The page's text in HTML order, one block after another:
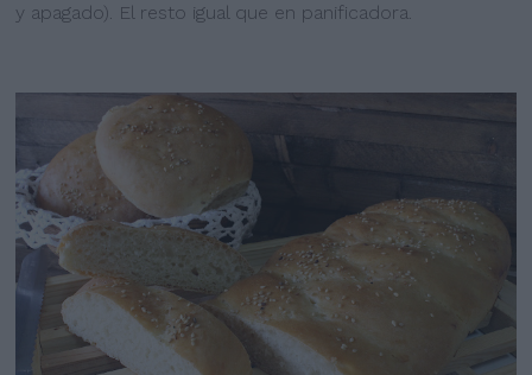
y apagado). El resto igual que en panificadora.